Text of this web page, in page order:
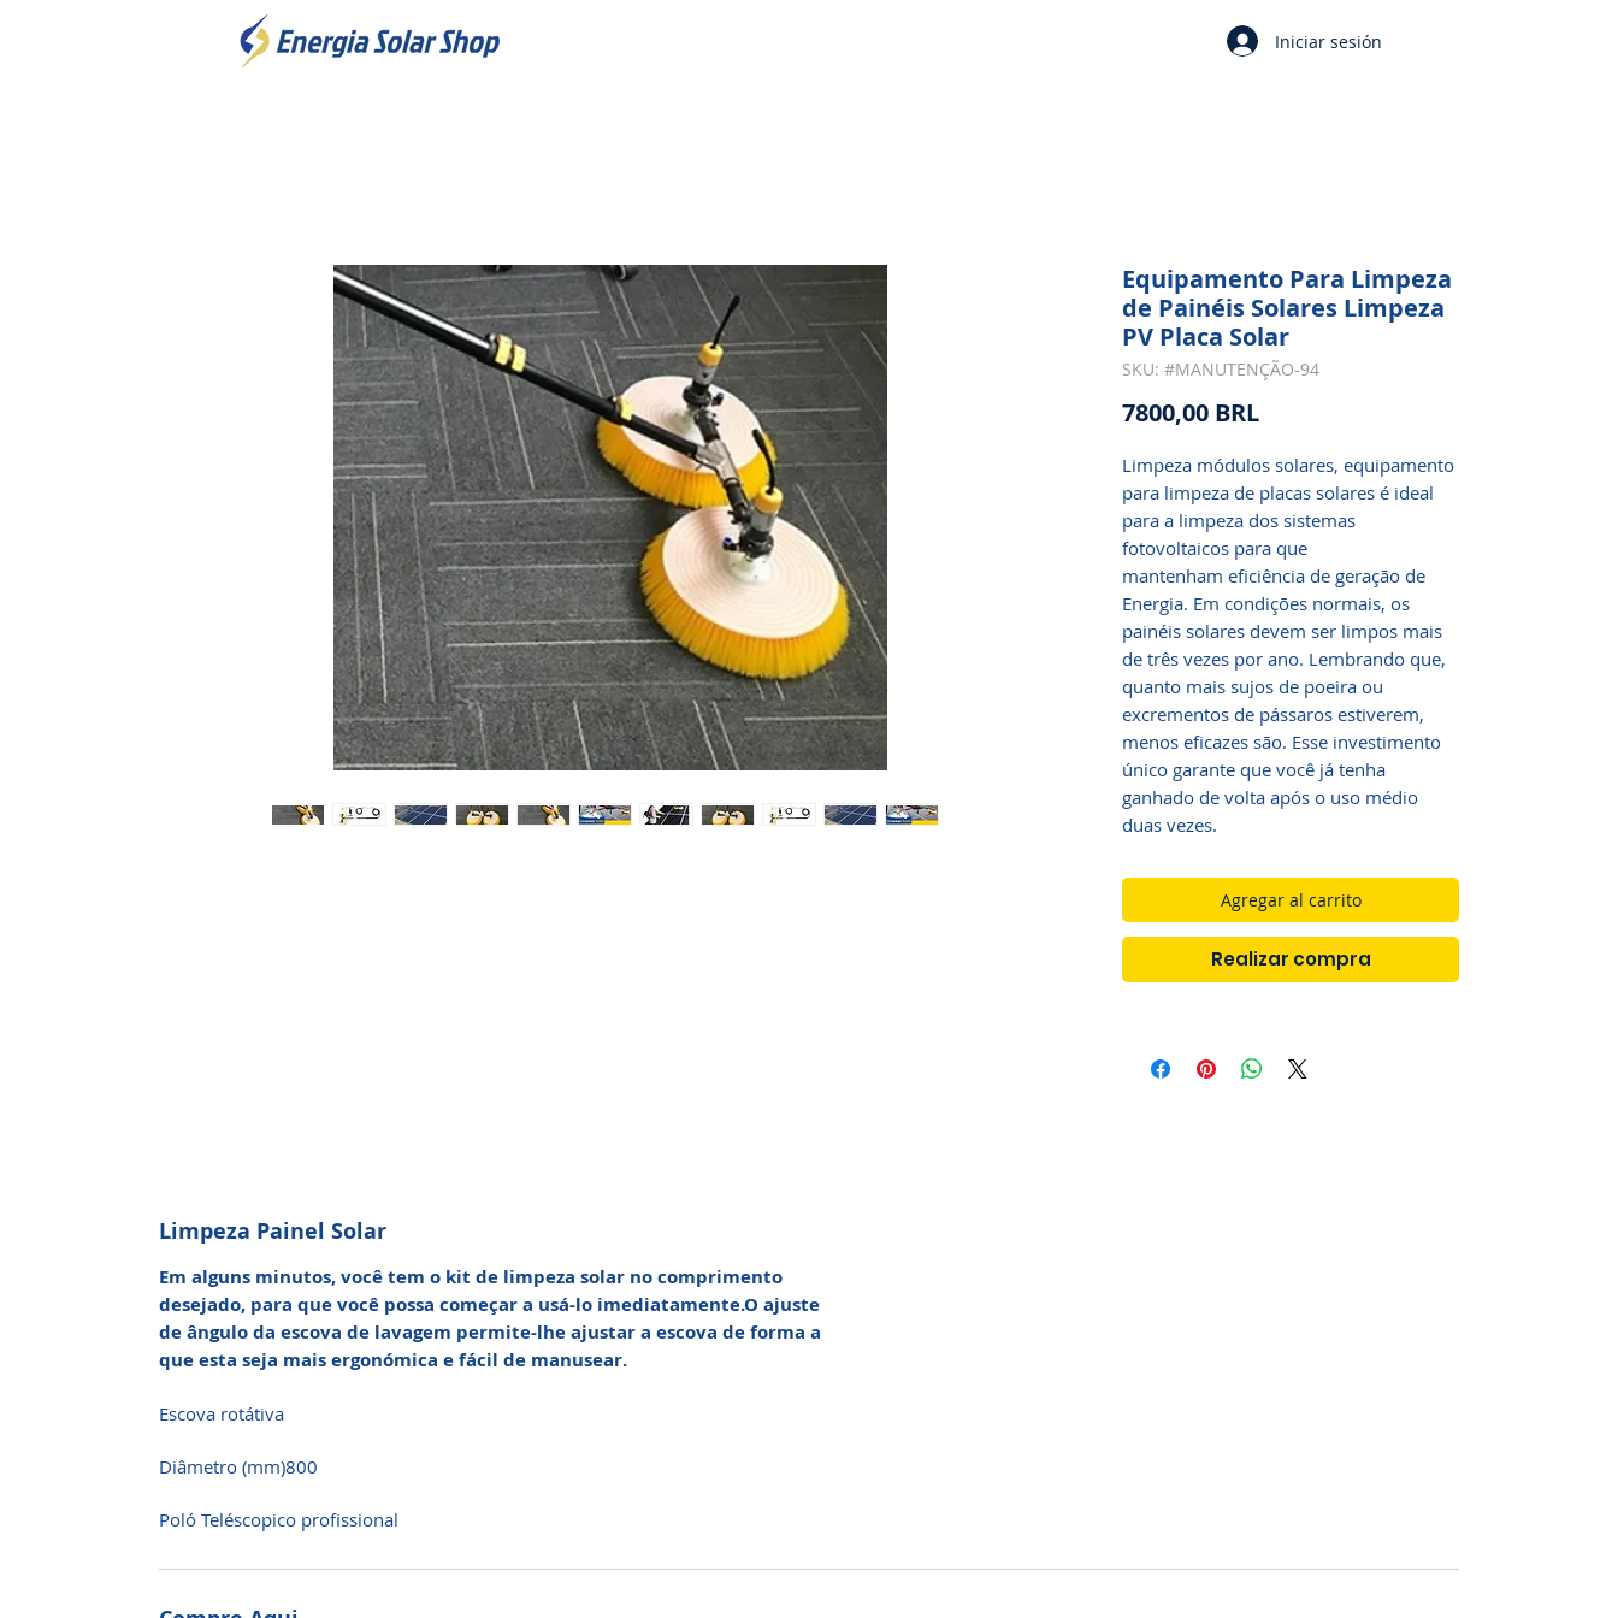
Iniciar sesión
Equipamento Para Limpeza
de Painéis Solares Limpeza
PV Placa Solar
SKU: #MANUTENÇÃO-94
7800,00 BRLPrecio
Limpeza módulos solares, equipamento
para limpeza de placas solares é ideal
para a limpeza dos sistemas
fotovoltaicos para que
mantenham eficiência de geração de
Energia. Em condições normais, os
painéis solares devem ser limpos mais
de três vezes por ano. Lembrando que,
quanto mais sujos de poeira ou
excrementos de pássaros estiverem,
menos eficazes são. Esse investimento
único garante que você já tenha
ganhado de volta após o uso médio
duas vezes.
Agregar al carrito
Realizar compra
Limpeza Painel Solar
Em alguns minutos, você tem o kit de limpeza solar no comprimento
desejado, para que você possa começar a usá-lo imediatamente.O ajuste
de ângulo da escova de lavagem permite-lhe ajustar a escova de forma a
que esta seja mais ergonómica e fácil de manusear.
Escova rotátiva
Diâmetro (mm)800
Poló Teléscopico profissional